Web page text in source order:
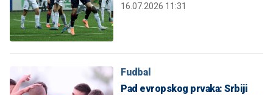
16.07.2026 11:31
Fudbal
Pad evropskog prvaka: Srbiji